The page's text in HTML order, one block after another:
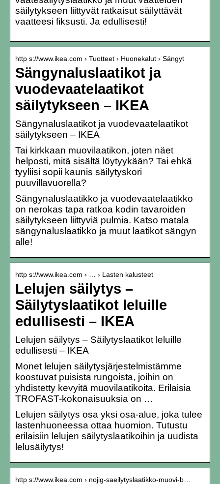
säilytykseen liittyvät ratkaisut säilyttävät
vaatteesi fiksusti. Ja edullisesti!
http s://www.ikea.com › Tuotteet › Huonekalut › Sängyt
Sängynaluslaatikot ja
vuodevaatelaatikot
säilytykseen – IKEA
Sängynaluslaatikot ja vuodevaatelaatikot
säilytykseen – IKEA
Tai kirkkaan muovilaatikon, joten näet
helposti, mitä sisältä löytyykään? Tai ehkä
tyyliisi sopii kaunis säilytyskori
puuvillavuorella?
Sängynaluslaatikko ja vuodevaatelaatikko
on nerokas tapa ratkoa kodin tavaroiden
säilytykseen liittyviä pulmia. Katso matala
sängynaluslaatikko ja muut laatikot sängyn
alle!
http s://www.ikea.com › … › Lasten kalusteet
Lelujen säilytys –
Säilytyslaatikot leluille
edullisesti – IKEA
Lelujen säilytys – Säilytyslaatikot leluille
edullisesti – IKEA
Monet lelujen säilytysjärjestelmistämme
koostuvat puisista rungoista, joihin on
yhdistetty kevyitä muovilaatikoita. Erilaisia
TROFAST-kokonaisuuksia on …
Lelujen säilytys osa yksi osa-alue, joka tulee
lastenhuoneessa ottaa huomion. Tutustu
erilaisiin lelujen säilytyslaatikoihin ja uudista
lelusäilytys!
http s://www.ikea.com › nojig-saeilytyslaatikko-muovi-b…